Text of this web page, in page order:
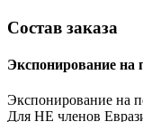
Состав заказа
Экспонирование
Экспонирование на
Для НЕ членов